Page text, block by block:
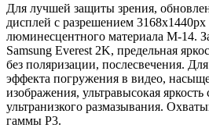
Для лучшей защиты зрения,
дисплей с разрешением
люминесцентного материала M-14.
Samsung Everest 2K, предельная
без поляризации, послесвечения.
эффекта погружения в видео,
изображения, ультравысокая яркость
ультранизкого размазывания.
гаммы Р3.